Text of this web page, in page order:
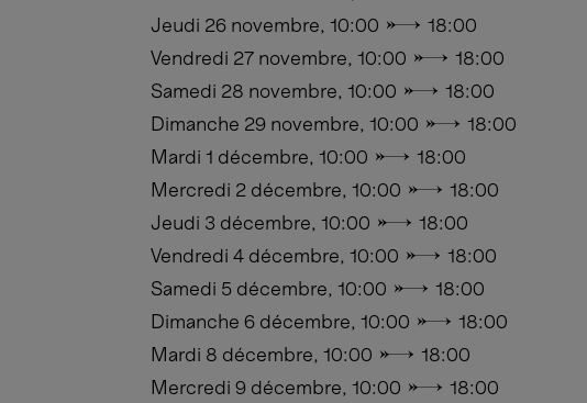
Jeudi 26 novembre, 10:00 → 18:00
Vendredi 27 novembre, 10:00 → 18:00
Samedi 28 novembre, 10:00 → 18:00
Dimanche 29 novembre, 10:00 → 18:00
Mardi 1 décembre, 10:00 → 18:00
Mercredi 2 décembre, 10:00 → 18:00
Jeudi 3 décembre, 10:00 → 18:00
Vendredi 4 décembre, 10:00 → 18:00
Samedi 5 décembre, 10:00 → 18:00
Dimanche 6 décembre, 10:00 → 18:00
Mardi 8 décembre, 10:00 → 18:00
Mercredi 9 décembre, 10:00 → 18:00